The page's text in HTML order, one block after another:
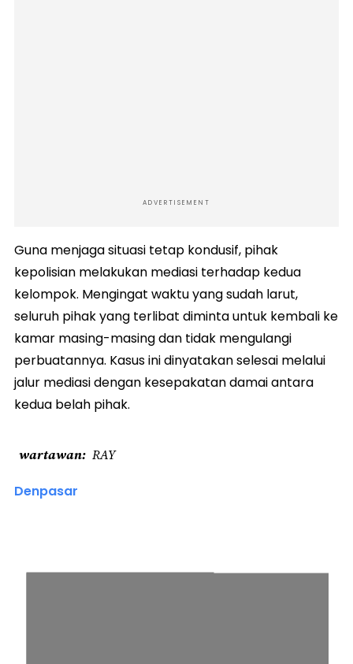
ADVERTISEMENT
Guna menjaga situasi tetap kondusif, pihak
kepolisian melakukan mediasi terhadap kedua
kelompok. Mengingat waktu yang sudah larut,
seluruh pihak yang terlibat diminta untuk kembali ke
kamar masing-masing dan tidak mengulangi
perbuatannya. Kasus ini dinyatakan selesai melalui
jalur mediasi dengan kesepakatan damai antara
kedua belah pihak.
wartawan RAY
Denpasar